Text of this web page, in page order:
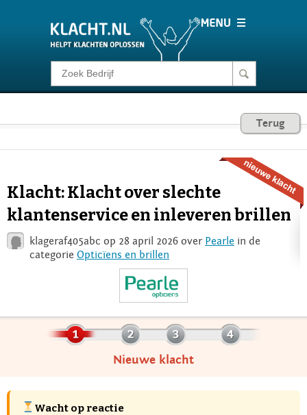
Klacht melden
Consumentenrecht
Voor Bedrijven
Login
Terug
Klacht: Klacht over slechte
klantenservice en inleveren brillen
klageraf405abc op 28 april 2026 over Pearle in de
categorie Opticïens en brillen
Nieuwe klacht
Wacht op reactie